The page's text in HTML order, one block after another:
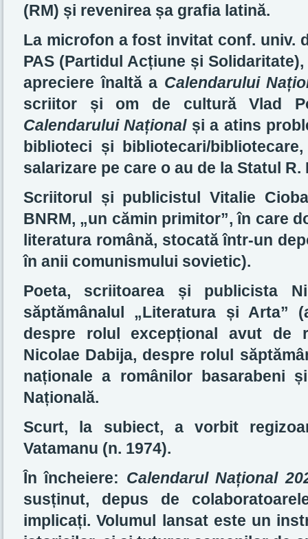
(RM) și revenirea șa grafia latină.
La microfon a fost invitat conf. univ.
PAS (Partidul Acțiune și
apreciere înaltă a Calendarului
scriitor și om de cultură Vlad
Calendarului Naționalși a atins
biblioteci și bibliotecari/
salarizare pe care o au de la Statul R.
Scriitorul și publicistul Vitalie
BNRM, „un cămin primitor”, în care
literatura română, stocată într-un
în anii comunismului sovietic).
Poeta, scriitoarea și publicista
săptămânalul „Literatura și Arta”
despre rolul excepțional avut de
Nicolae Dabija, despre rolul
naționale a românilor basarabeni
Națională.
Scurt, la subiect, a vorbit
Vatamanu (n. 1974).
În încheiere: Calendarul Național
susținut, depus de
implicați. Volumul lansat este un